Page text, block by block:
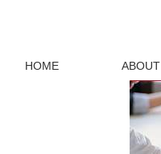
HOME ABOUT